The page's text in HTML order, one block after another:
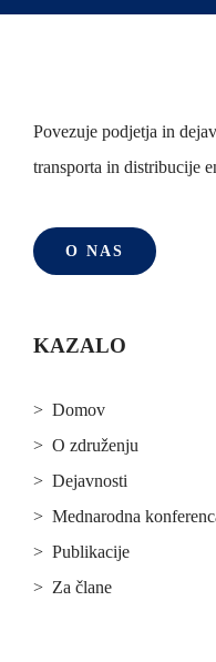
Povezuje podjetja in
transporta in distribucije
O NAS
KAZALO
> Domov
> O združenju
> Dejavnosti
> Mednarodna
> Publikacije
> Za člane